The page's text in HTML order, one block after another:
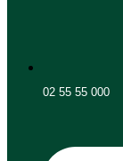
02 55 55 000